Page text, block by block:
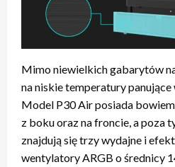
Mimo niewielkich gabarytów
na niskie temperatury
Model P30 Air posiada
z boku oraz na froncie, a poza
znajdują się trzy wydajne i
wentylatory ARGB o średnicy